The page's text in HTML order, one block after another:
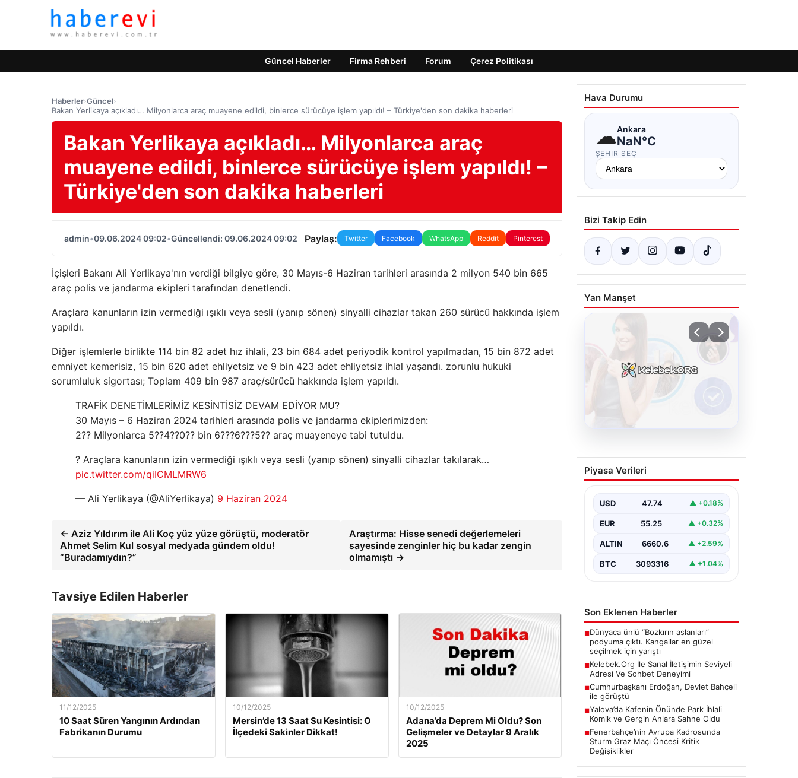
Güncel Haberler Firma Rehberi Forum Çerez Politikası
Haberler›Güncel›
Bakan Yerlikaya açıkladı… Milyonlarca araç muayene edildi, binlerce sürücüye işlem yapıldı! – Türkiye'den son dakika haberleri
Bakan Yerlikaya açıkladı… Milyonlarca araç
muayene edildi, binlerce sürücüye işlem yapıldı! –
Türkiye'den son dakika haberleri
admin•09.06.2024 09:02•Güncellendi: 09.06.2024 09:02 Paylaş: Twitter Facebook WhatsApp Reddit Pinterest
İçişleri Bakanı Ali Yerlikaya'nın verdiği bilgiye göre, 30 Mayıs-6 Haziran tarihleri ​​arasında 2 milyon 540 bin 665
araç polis ve jandarma ekipleri tarafından denetlendi.
Araçlara kanunların izin vermediği ışıklı veya sesli (yanıp sönen) sinyalli cihazlar takan 260 sürücü hakkında işlem
yapıldı.
Diğer işlemlerle birlikte 114 bin 82 adet hız ihlali, 23 bin 684 adet periyodik kontrol yapılmadan, 15 bin 872 adet
emniyet kemerisiz, 15 bin 620 adet ehliyetsiz ve 9 bin 423 adet ehliyetsiz ihlal yaşandı. zorunlu hukuki
sorumluluk sigortası; Toplam 409 bin 987 araç/sürücü hakkında işlem yapıldı.
TRAFİK DENETİMLERİMİZ KESİNTİSİZ DEVAM EDİYOR MU?
30 Mayıs – 6 Haziran 2024 tarihleri ​​arasında polis ve jandarma ekiplerimizden:
2?? Milyonlarca 5??4??0?? bin 6???6???5?? araç muayeneye tabi tutuldu.
? Araçlara kanunların izin vermediği ışıklı veya sesli (yanıp sönen) sinyalli cihazlar takılarak…
pic.twitter.com/qiICMLMRW6
— Ali Yerlikaya (@AliYerlikaya) 9 Haziran 2024
← Aziz Yıldırım ile Ali Koç yüz yüze görüştü, moderatör
Ahmet Selim Kul sosyal medyada gündem oldu!
“Buradamıydın?”
Araştırma: Hisse senedi değerlemeleri
sayesinde zenginler hiç bu kadar zengin
olmamıştı →
Tavsiye Edilen Haberler
11/12/2025
10 Saat Süren Yangının Ardından
Fabrikanın Durumu
10/12/2025
Mersin’de 13 Saat Su Kesintisi: O
İlçedeki Sakinler Dikkat!
10/12/2025
Adana’da Deprem Mi Oldu? Son
Gelişmeler ve Detaylar 9 Aralık
2025
Hava Durumu
☁Ankara
NaN°C
ŞEHIR SEÇ
Bizi Takip Edin
Yan Manşet
Cumhurbaşkanı
Erdoğan, Devlet Bahçeli
ile görüştü
Piyasa Verileri
USD 47.74 ▲ +0.18%
EUR 55.25 ▲ +0.32%
ALTIN 6660.6 ▲ +2.59%
BTC 3093316 ▲ +1.04%
Son Eklenen Haberler
Dünyaca ünlü “Bozkırın aslanları”
podyuma çıktı. Kangallar en güzel
seçilmek için yarıştı
Kelebek.Org İle Sanal İletişimin Seviyeli
Adresi Ve Sohbet Deneyimi
Cumhurbaşkanı Erdoğan, Devlet Bahçeli
ile görüştü
Yalova’da Kafenin Önünde Park İhlali
Komik ve Gergin Anlara Sahne Oldu
Fenerbahçe’nin Avrupa Kadrosunda
Sturm Graz Maçı Öncesi Kritik
Değişiklikler